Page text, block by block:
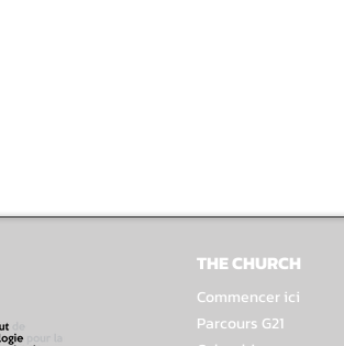
THE CHURCH
Commencer ici
Parcours G21